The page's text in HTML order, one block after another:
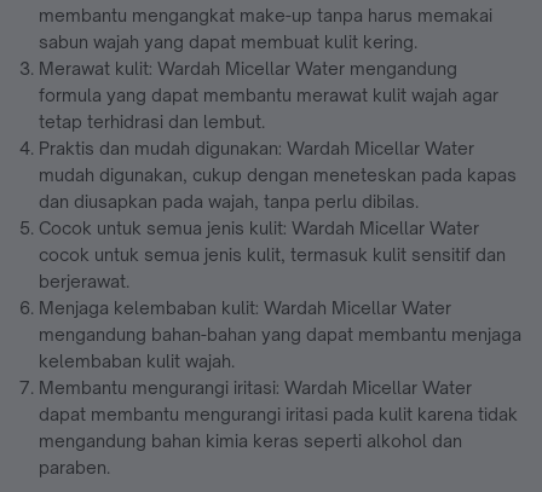
membantu mengangkat make-up tanpa harus memakai
sabun wajah yang dapat membuat kulit kering.
Merawat kulit: Wardah Micellar Water mengandung
formula yang dapat membantu merawat kulit wajah agar
tetap terhidrasi dan lembut.
Praktis dan mudah digunakan: Wardah Micellar Water
mudah digunakan, cukup dengan meneteskan pada kapas
dan diusapkan pada wajah, tanpa perlu dibilas.
Cocok untuk semua jenis kulit: Wardah Micellar Water
cocok untuk semua jenis kulit, termasuk kulit sensitif dan
berjerawat.
Menjaga kelembaban kulit: Wardah Micellar Water
mengandung bahan-bahan yang dapat membantu menjaga
kelembaban kulit wajah.
Membantu mengurangi iritasi: Wardah Micellar Water
dapat membantu mengurangi iritasi pada kulit karena tidak
mengandung bahan kimia keras seperti alkohol dan
paraben.